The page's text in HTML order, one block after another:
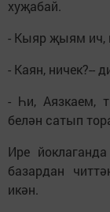
хуҗабай.
- Кыяр җыям ич,
- Каян, ничек?--
- Һи, Аязкаем,
белән сатып
Ире
базардан
икән.